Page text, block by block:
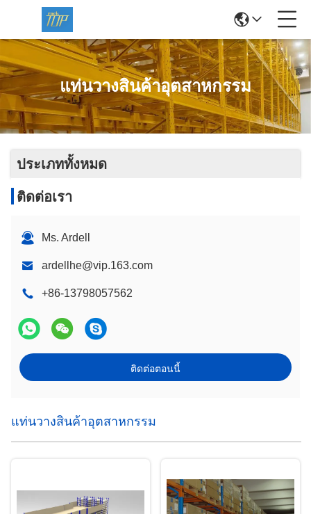
แท่นวางสินค้าอุตสาหกรรม
ประเภททั้งหมด
ติดต่อเรา
Ms. Ardell
ardellhe@vip.163.com
+86-13798057562
ติดต่อตอนนี้
แท่นวางสินค้าอุตสาหกรรม